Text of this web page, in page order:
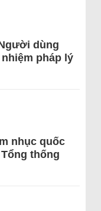
dùng
pháp lý
nhục quốc
thống